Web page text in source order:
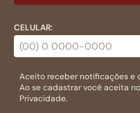
CELULAR:
Aceito receber notificações e
Ao se cadastrar você aceita
Privacidade.